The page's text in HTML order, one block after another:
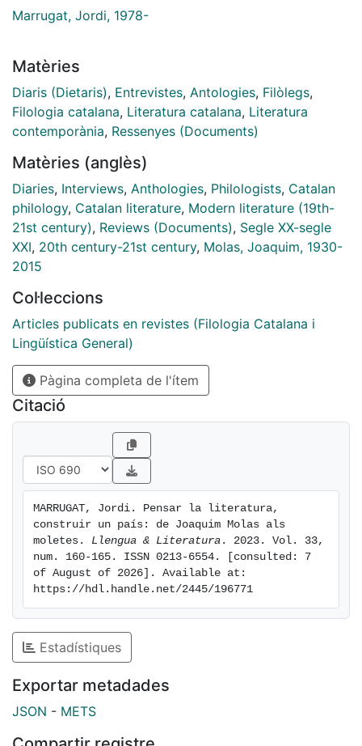
Marrugat, Jordi, 1978-
Matèries
Diaris (Dietaris), Entrevistes, Antologies, Filòlegs,
Filologia catalana, Literatura catalana, Literatura
contemporània, Ressenyes (Documents)
Matèries (anglès)
Diaries, Interviews, Anthologies, Philologists, Catalan
philology, Catalan literature, Modern literature (19th-
21st century), Reviews (Documents), Segle XX-segle
XXI, 20th century-21st century, Molas, Joaquim, 1930-
2015
Col·leccions
Articles publicats en revistes (Filologia Catalana i
Lingüística General)
Pàgina completa de l'ítem
Citació
MARRUGAT, Jordi. Pensar la literatura,
construir un país: de Joaquim Molas als
moletes. Llengua & Literatura . 2023. Vol. 33,
num. 160-165. ISSN 0213-6554. [consulted: 7
of August of 2026]. Available at:
https://hdl.handle.net/2445/196771
Estadístiques
Exportar metadades
JSON - METS